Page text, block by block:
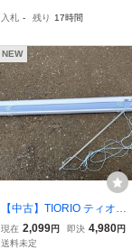
イプ）カーテンレール取
100mm
入札 - 残り 17時間
NEW
【中古】TIORIO ティオリ
オ 横型アルミブラインド
幅約90cm×高さ約130cm
現在 2,099円 即決 4,980円
送料未定